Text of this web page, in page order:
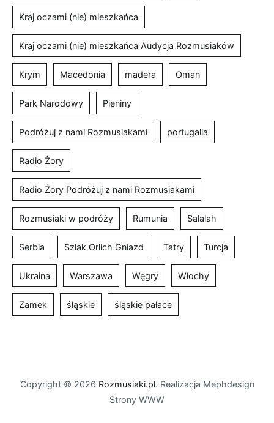
Kraj oczami (nie) mieszkańca
Kraj oczami (nie) mieszkańca Audycja Rozmusiaków
Krym Macedonia madera Oman
Park Narodowy Pieniny
Podróżuj z nami Rozmusiakami portugalia
Radio Żory
Radio Żory Podróżuj z nami Rozmusiakami
Rozmusiaki w podróży Rumunia Salalah
Serbia Szlak Orlich Gniazd Tatry Turcja
Ukraina Warszawa Węgry Włochy
Zamek śląskie śląskie pałace
Copyright © 2026 Rozmusiaki.pl. Realizacja Mephdesign
Strony WWW